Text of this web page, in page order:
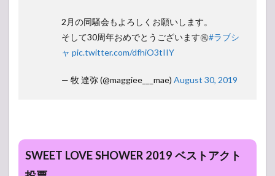
2月の同騒会もよろしくお願いします。
そして30周年おめでとうございます㊗️#ラブシ
ャ pic.twitter.com/dfhiO3tIIY
— 牧 達弥 (@maggiee___mae) August 30, 2019
SWEET LOVE SHOWER 2019 ベストアクト